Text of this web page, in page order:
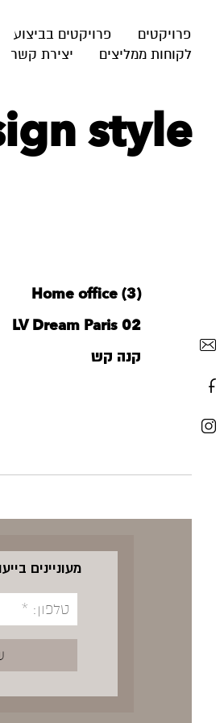
פרויקטים פרויקטים בביצוע
לקוחות ממליצים
יצירת קשר
(20)
Home office (3)
LV Dream Paris 02
קנה קש
מעוניינים